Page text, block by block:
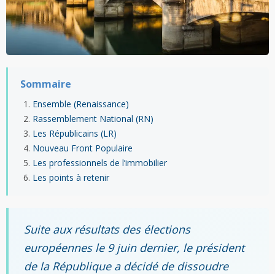
Sommaire
Ensemble (Renaissance)
Rassemblement National (RN)
Les Républicains (LR)
Nouveau Front Populaire
Les professionnels de l’immobilier
Les points à retenir
Suite aux résultats des élections
européennes le 9 juin dernier, le président
de la République a décidé de dissoudre